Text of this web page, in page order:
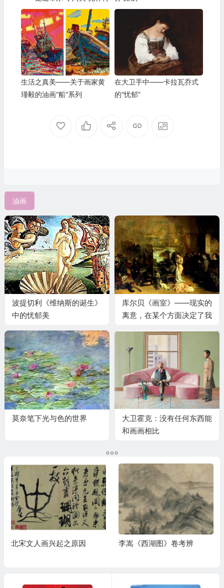
生活之真美——关于画家黄
瑾毅的油画“船”系列
在大卫手中——卡拉瓦乔式
的“忧郁”
油画
波提切利《维纳斯的诞生》
中的忧郁美
库尔贝《画室》——现实的
离意，在某个方面决定了我
莫奈笔下光与色的世界
大卫霍克：没有任何东西能
和画画相比
北宋文人画兴起之原因 李嵩《西湖图》卷考辨